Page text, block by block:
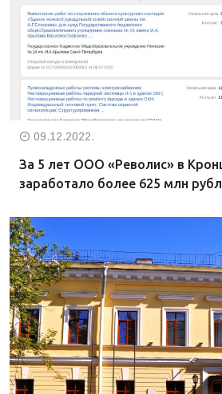
09.12.2022.
За 5 лет ООО «Револис» в
заработало более 625 млн